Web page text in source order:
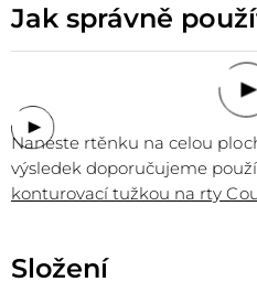
Jak správně
Naneste rtěnku na celou
výsledek doporučujeme
konturovací tužkou na rty
Složení